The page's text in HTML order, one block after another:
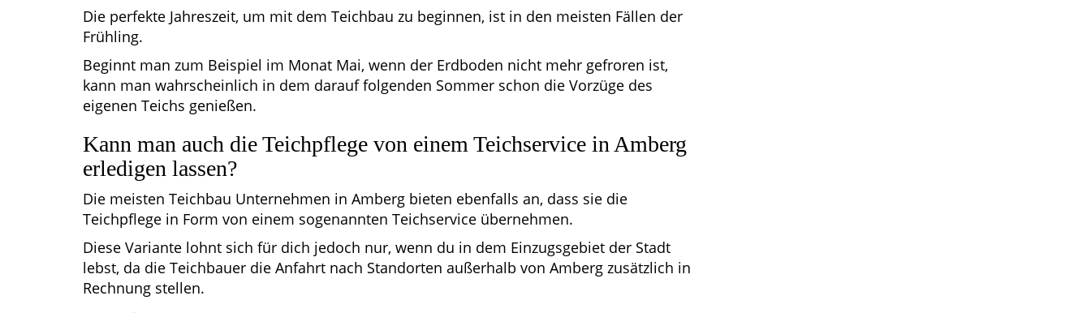
Die perfekte Jahreszeit, um mit dem Teichbau zu beginnen, ist in den meisten Fällen der
Frühling.
Beginnt man zum Beispiel im Monat Mai, wenn der Erdboden nicht mehr gefroren ist,
kann man wahrscheinlich in dem darauf folgenden Sommer schon die Vorzüge des
eigenen Teichs genießen.
Kann man auch die Teichpflege von einem Teichservice in Amberg
erledigen lassen?
Die meisten Teichbau Unternehmen in Amberg bieten ebenfalls an, dass sie die
Teichpflege in Form von einem sogenannten Teichservice übernehmen.
Diese Variante lohnt sich für dich jedoch nur, wenn du in dem Einzugsgebiet der Stadt
lebst, da die Teichbauer die Anfahrt nach Standorten außerhalb von Amberg zusätzlich in
Rechnung stellen.